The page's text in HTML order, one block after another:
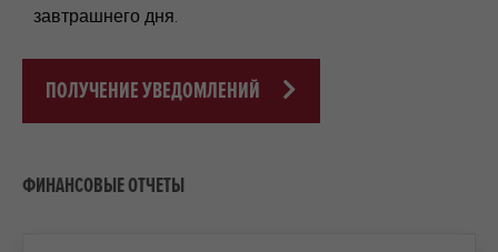
ФИНАНСОВЫЕ ОТЧЕТЫ
завтрашнего дня.
ПОЛУЧЕНИЕ УВЕДОМЛЕНИЙ